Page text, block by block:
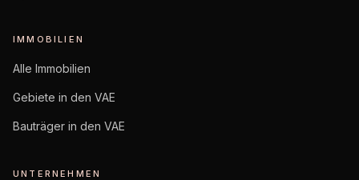
IMMOBILIEN
Alle Immobilien
Gebiete in den VAE
Bauträger in den VAE
UNTERNEHMEN